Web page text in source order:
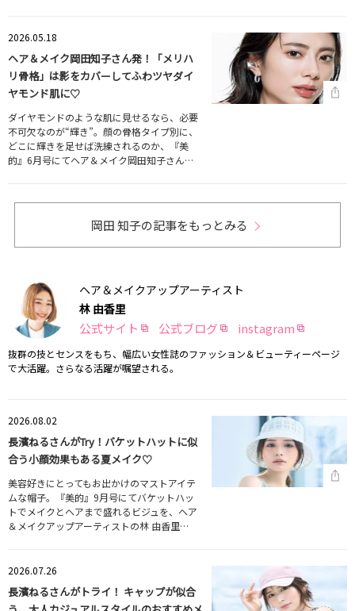
2026.05.18
ヘア＆メイク岡田知子さん発！「メリハ
リ骨格」は影をカバーしてふわツヤダイ
ヤモンド肌に♡
ダイヤモンドのような肌に見せるなら、必要
不可欠なのが“輝き”。顔の骨格タイプ別に、
どこに輝きを足せば洗練されるのか、『美
的』6月号にてヘア＆メイク岡田知子さん…
岡田 知子の記事をもっとみる
ヘア＆メイクアップアーティスト
林 由香里
公式サイト 公式ブログ instagram
抜群の技とセンスをもち、幅広い女性誌のファッション＆ビューティーページ
で大活躍。さらなる活躍が嘱望される。
2026.08.02
長濱ねるさんがTry！バケットハットに似
合う小顔効果もある夏メイク♡
美容好きにとってもお出かけのマストアイテ
ムな帽子。『美的』9月号にてバケットハッ
トでメイクとヘアまで盛れるビジュを、ヘア
＆メイクアップアーティストの林 由香里…
2026.07.26
長濱ねるさんがトライ！ キャップが似合